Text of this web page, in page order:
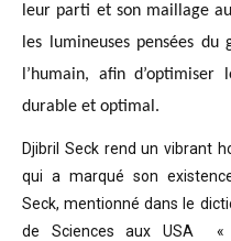
leur parti et son maillage
les lumineuses pensées
l’humain, afin d’optimiser
durable et optimal.
Djibril Seck rend un vibrant
qui a marqué son
Seck,mentionné dans le
de Sciences aux USA «